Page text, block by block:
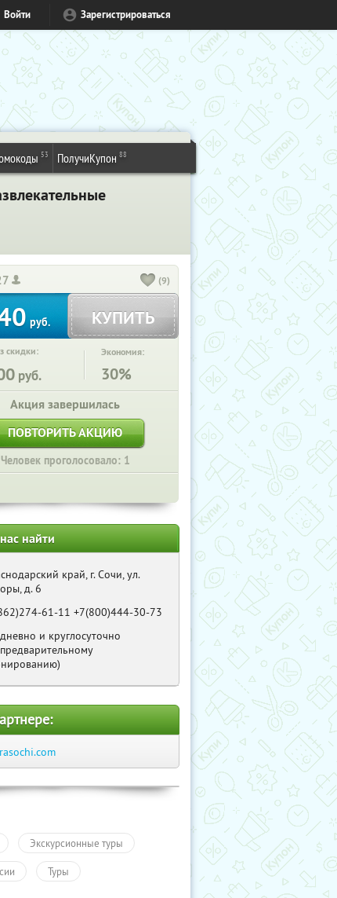
Войти Зарегистрироваться
53 ПолучиКупон 88
(9)
руб. КУПИТЬ
скидки:
руб.
Экономия:
30%
Акция завершилась
ПОВТОРИТЬ АКЦИЮ
Человек проголосовало: 1
найти
край, г. Сочи, ул.
д. 6
61-11 +7(800)444-30-73
и круглосуточно
Экскурсионные туры
Туры